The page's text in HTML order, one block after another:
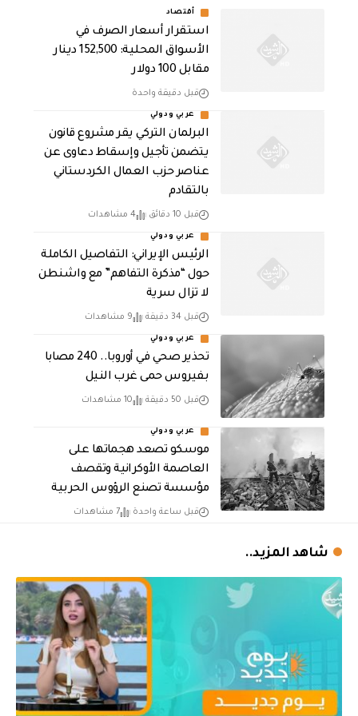
أقتصاد
استقرار أسعار الصرف في
الأسواق المحلية: 152,500 دينار
مقابل 100 دولار
قبل دقيقة واحدة
عربي ودولي
البرلمان التركي يقر مشروع قانون
يتضمن تأجيل وإسقاط دعاوى عن
عناصر حزب العمال الكردستاني
بالتقادم
قبل 10 دقائق 4 مشاهدات
عربي ودولي
الرئيس الإيراني: التفاصيل الكاملة
حول “مذكرة التفاهم” مع واشنطن
لا تزال سرية
قبل 34 دقيقة 9 مشاهدات
عربي ودولي
تحذير صحي في أوروبا.. 240 مصابا
بفيروس حمى غرب النيل
قبل 50 دقيقة 10 مشاهدات
عربي ودولي
موسكو تصعد هجماتها على
العاصمة الأوكرانية وتقصف
مؤسسة تصنع الرؤوس الحربية
قبل ساعة واحدة 7 مشاهدات
شاهد المزيد..